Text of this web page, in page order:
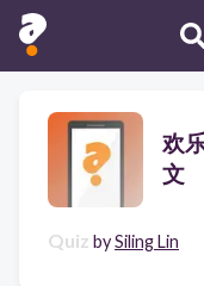
欢
文
Quiz bySiling Lin